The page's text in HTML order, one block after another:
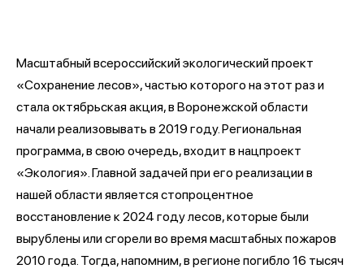
Масштабный всероссийский экологический проект
«Сохранение лесов», частью которого на этот раз и
стала октябрьская акция, в Воронежской области
начали реализовывать в 2019 году. Региональная
программа, в свою очередь, входит в нацпроект
«Экология». Главной задачей при его реализации в
нашей области является стопроцентное
восстановление к 2024 году лесов, которые были
вырублены или сгорели во время масштабных пожаров
2010 года. Тогда, напомним, в регионе погибло 16 тысяч